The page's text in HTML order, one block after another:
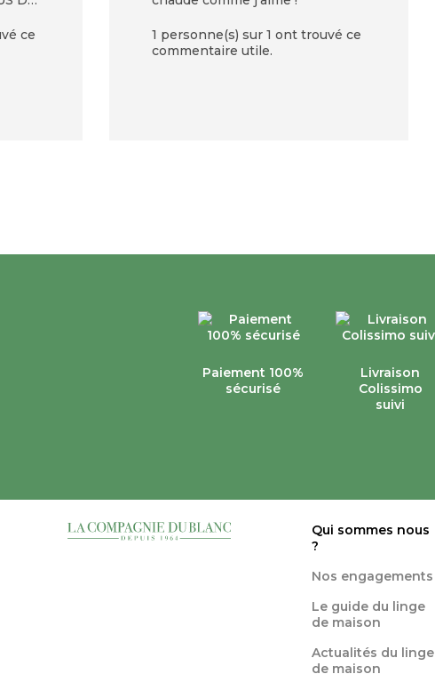
ce
1 personne(s) sur 1 ont trouvé ce
commentaire utile.
Paiement 100%
sécurisé
Livraison
Colissimo
suivi
Qui sommes nous
?
Nos engagements
Le guide du linge
de maison
Actualités du linge
de maison